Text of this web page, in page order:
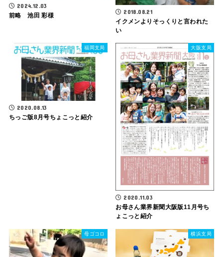
2024.12.03
前略 池田 彩様
2018.08.21
イクメンよりそっくりと言われた
い
福岡支局
2020.08.13
ちっご版8月号ちょこっと紹介
大阪支局
2020.11.03
お母さん業界新聞大阪版11月号ち
ょこっと紹介
母ゴコロ 横浜支局